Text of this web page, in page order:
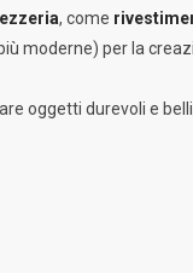
, come
moderne) per la
oggetti durevoli e